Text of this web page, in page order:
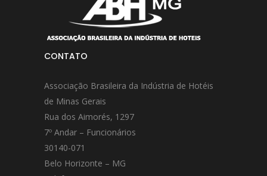
CONTATO
Associação Brasileira da Indústria de Hotéis
de Minas Gerais
Rua dos Aimorés, 1297
7º Andar – Funcionários
30140-071
Belo Horizonte – MG